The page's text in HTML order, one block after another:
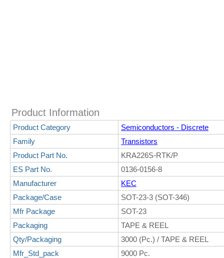
Product Information
Product Category
Semiconductors - Discrete
Family
Transistors
Product Part No.
KRA226S-RTK/P
ES Part No.
0136-0156-8
Manufacturer
KEC
Package/Case
SOT-23-3 (SOT-346)
Mfr Package
SOT-23
Packaging
TAPE & REEL
Qty/Packaging
3000 (Pc.) / TAPE & REEL
Mfr_Std_pack
9000 Pc.